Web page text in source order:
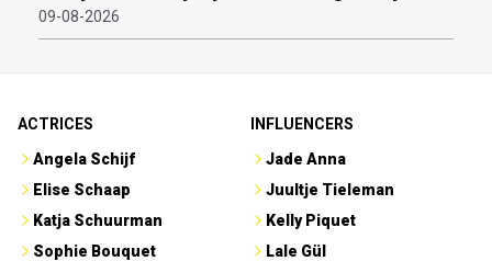
09-08-2026
ACTRICES
Angela Schijf
Elise Schaap
Katja Schuurman
Sophie Bouquet
INFLUENCERS
Jade Anna
Juultje Tieleman
Kelly Piquet
Lale Gül